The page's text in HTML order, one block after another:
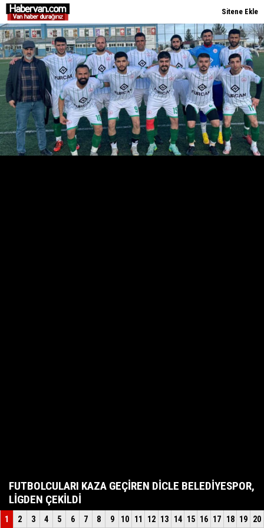
Sitene Ekle
FUTBOLCULARI KAZA GEÇİREN DİCLE BELEDİYESPOR,
LİGDEN ÇEKİLDİ
1 2 3 4 5 6 7 8 9 10 11 12 13 14 15 16 17 18 19 20